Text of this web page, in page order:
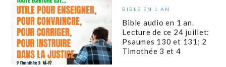
BIBLE EN 1 AN
Bible audio en 1 an.
Lecture de ce 24 juillet:
Psaumes 130 et 131; 2
Timothée 3 et 4